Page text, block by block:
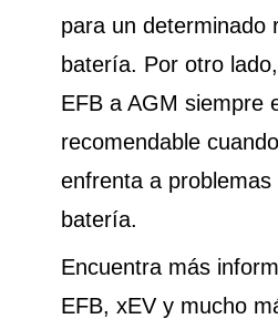
para un determinado
batería. Por otro
EFB a AGM siempre
recomendable
enfrenta a
batería.
Encuentra más
EFB, xEV y mucho